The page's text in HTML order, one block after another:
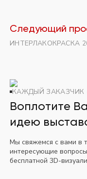
Следующий
ИНТЕРЛАКОКРАСКА
КАЖДЫЙ ЗАКАЗЧИК
Воплотите
идею
Мы свяжемся с вами в
интересующие
бесплатной 3D-